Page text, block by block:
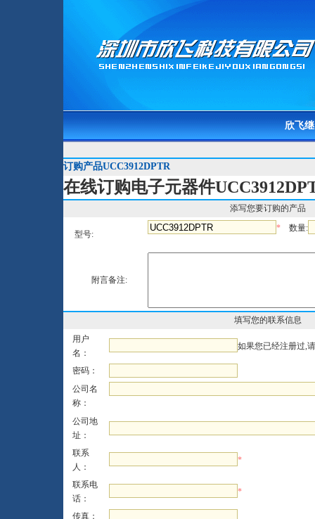
欣飞
订购产品UCC3912DPTR
在线订购电子元器件
添写您要订购的产品
型号:
* 数量:
附言备注:
填写您的联系信息
用户
名：
如果您已经注册过,
密码：
公司名
称：
公司地
址：
联系
人：
*
联系电
话：
*
传真：